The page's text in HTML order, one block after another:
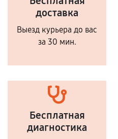
доставка
Выезд курьера до вас
за 30 мин.
Бесплатная
диагностика